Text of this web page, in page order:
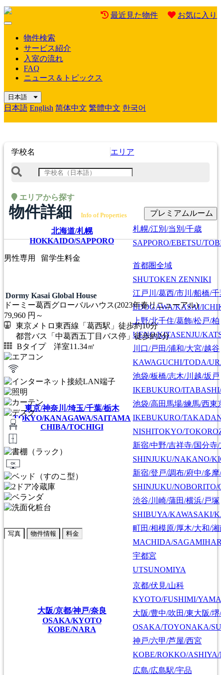
最近見た物件 お気に入り
Mobile
物件検索
サービス紹介
入室の流れ
FAQ
ニュース＆トピックス
日本語
日本語 English 简体中文 繁體中文 한국어
学校名 エリア
エリアから探す
北海道/札幌
HOKKAIDO/SAPPORO
札幌/江別/当別/千歳
SAPPORO/EBETSU/
東京/神奈川/埼玉/千葉/栃木
TOKYO/KANAGAWA/SAITAMA
CHIBA/TOCHIGI
首都圏全域
SHUTOKEN ZENNIKI
江戸川/葛西/市川/船橋/千
EDOGAWA/KASAI/
上野/北千住/葛飾/松戸/柏
UENO/KITASENJU/
川口/戸田/浦和/大宮/越谷
KAWAGUCHI/TODA/
池袋/板橋/志木/川越/坂戸
IKEBUKURO/
池袋/高田馬場/練馬/西東
IKEBUKURO/
NISHITOKYO/
新宿/中野/吉祥寺/国分寺
SHINJUKU/NAKANO/
新宿/登戸/調布/府中/多
SHINJUKU/
渋谷/川崎/蒲田/横浜/戸塚
SHIBUYA/KAWASAKI/
町田/相模原/厚木/大和/湘
MACHIDA/
宇都宮
UTSUNOMIYA
大阪/京都/神戸/奈良
OSAKA/KYOTO
KOBE/NARA
京都/伏見/山科
KYOTO/FUSHIMI/
大阪/豊中/吹田/東大阪/
OSAKA/TOYONAKA/
神戸/六甲/芦屋/西宮
KOBE/ROKKO/
広島/広島駅/宇品
物件詳細 Info of Properties プレミアムルーム
男性専用 留学生料金
Dormy Kasai Global House
ドーミー葛西グローバルハウス(2023年春リニューアル)
79,960 円～
東京メトロ東西線「葛西駅」徒歩約10分
都営バス「中葛西五丁目バス停」徒歩約2分
Bタイプ 洋室11.34㎡
写真 物件情報 料金